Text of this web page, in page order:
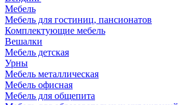
Мебель
Мебель для гостиниц, пансионатов
Комплектующие мебель
Вешалки
Мебель детская
Урны
Мебель металлическая
Мебель офисная
Мебель для общепита